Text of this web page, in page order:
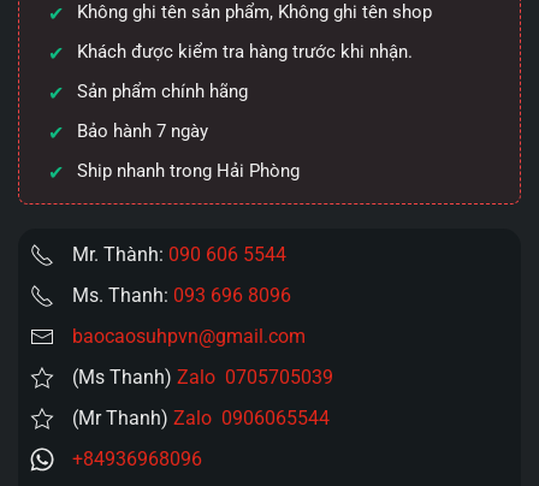
Không ghi tên sản phẩm, Không ghi tên shop
Khách được kiểm tra hàng trước khi nhận.
Sản phẩm chính hãng
Bảo hành 7 ngày
Ship nhanh trong Hải Phòng
Mr. Thành: 090 606 5544
Ms. Thanh: 093 696 8096
baocaosuhpvn@gmail.com
(Ms Thanh) Zalo 0705705039
(Mr Thanh) Zalo 0906065544
+84936968096